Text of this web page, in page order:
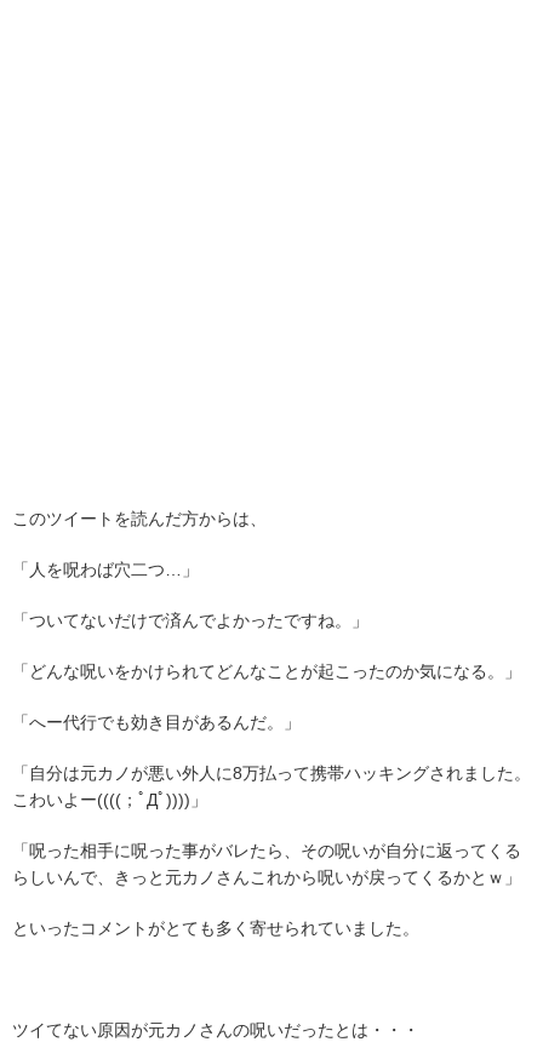
このツイートを読んだ方からは、
「人を呪わば穴二つ…」
「ついてないだけで済んでよかったですね。」
「どんな呪いをかけられてどんなことが起こったのか気になる。」
「へー代行でも効き目があるんだ。」
「自分は元カノが悪い外人に8万払って携帯ハッキングされました。
こわいよー((((；ﾟДﾟ))))」
「呪った相手に呪った事がバレたら、その呪いが自分に返ってくる
らしいんで、きっと元カノさんこれから呪いが戻ってくるかとｗ」
といったコメントがとても多く寄せられていました。
ツイてない原因が元カノさんの呪いだったとは・・・